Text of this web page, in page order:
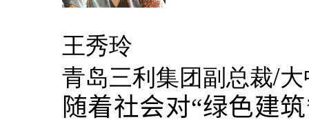
王秀玲
青岛三利集团副总裁/
随着社会对“绿色建